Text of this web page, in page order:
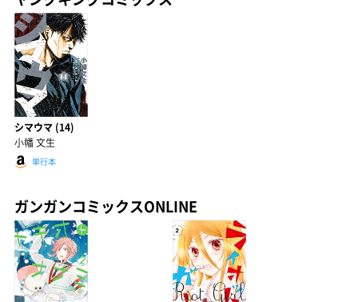
シマウマ (14)
小幡 文生
単行本
ガンガンコミックスONLINE